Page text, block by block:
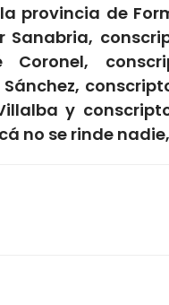
provincia de
Sanabria,
Coronel,
y
no se rinde